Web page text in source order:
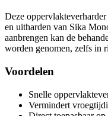
Deze
en uitharden van Sika
aanbrengen kan de
worden genomen, zelfs in
Voordelen
Snelle
Vermindert